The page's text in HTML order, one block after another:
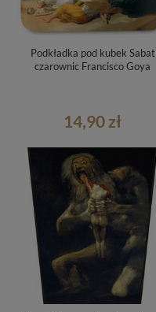
Podkładka pod kubek Sabat
czarownic Francisco Goya
14,90 zł